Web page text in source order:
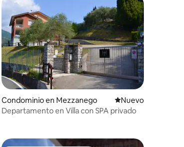
4.89 de 5; 9 evaluaciones
Condominio en Mezzanego Nuevo alojamiento
Nuevo
Departamento en Villa con SPA privado